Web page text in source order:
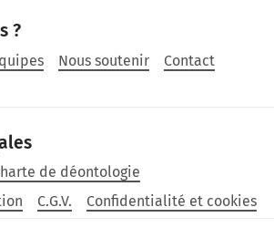
?
Nous soutenir
Contact
de déontologie
C.G.V. Confidentialité et cookies